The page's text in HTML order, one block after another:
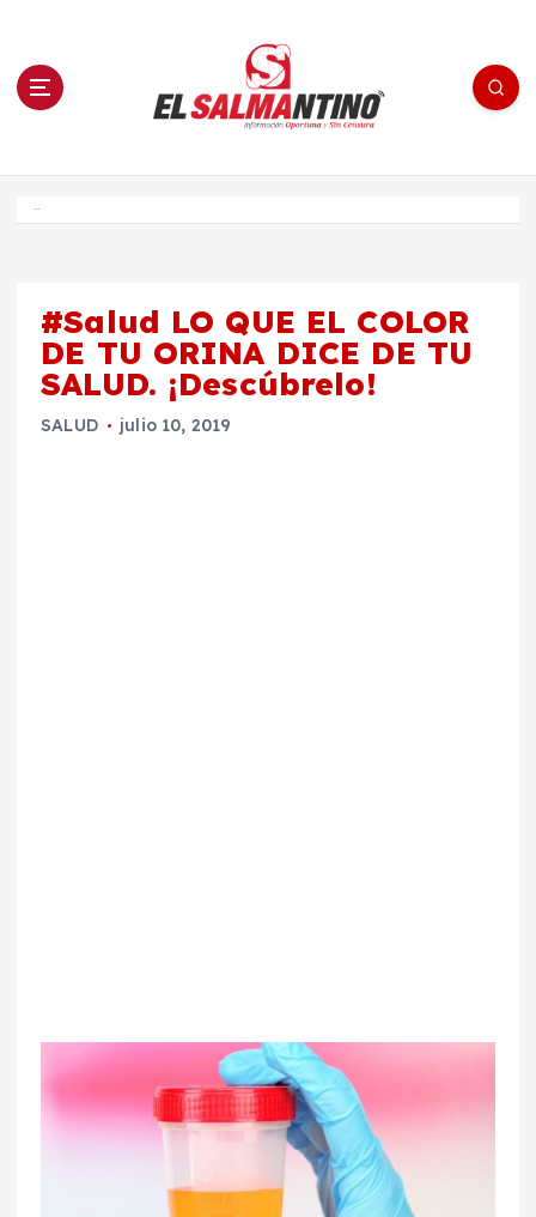
n El Salmantino - medios/noticias/editorial
#Salud LO QUE EL COLOR
DE TU ORINA DICE DE TU
SALUD. ¡Descúbrelo!
SALUD julio 10, 2019